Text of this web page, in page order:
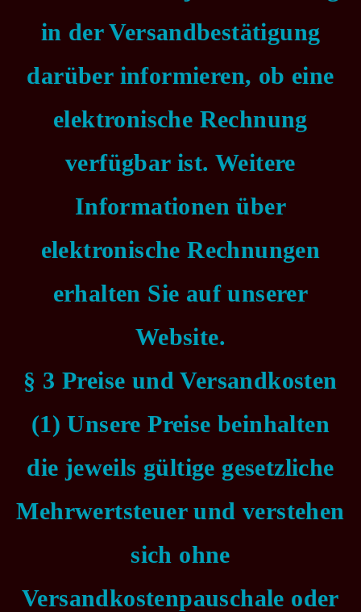
in der Versandbestätigung
darüber informieren, ob eine
elektronische Rechnung
verfügbar ist. Weitere
Informationen über
elektronische Rechnungen
erhalten Sie auf unserer
Website.
§ 3 Preise und Versandkosten
(1) Unsere Preise beinhalten
die jeweils gültige gesetzliche
Mehrwertsteuer und verstehen
sich ohne
Versandkostenpauschale oder